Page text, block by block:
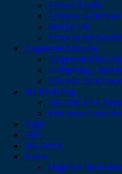
Virtual Reality
Virtuelle Zeitreisen
Senior-VR
Virtuelle
Augmented Reality
Augmented Reality
Zeitsprung –
Virtuelle Zeitreisen
3D Modeling
3D- und 2D-
Eine neue Form
Apps
360°
3D-Druck
News
Digitaler